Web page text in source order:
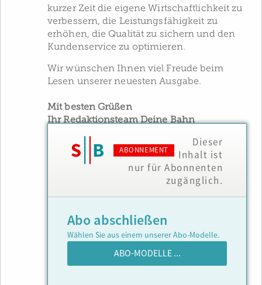
kurzer Zeit die eigene Wirtschaftlichkeit zu
verbessern, die Leistungsfähigkeit zu
erhöhen, die Qualität zu sichern und den
Kundenservice zu optimieren.
Wir wünschen Ihnen viel Freude beim
Lesen unserer neuesten Ausgabe.
Mit besten Grüßen
Ihr Redaktionsteam Deine Bahn
ABONNEMENT
Dieser
Inhalt ist
nur für Abonnenten
zugänglich.
Abo abschließen
Wählen Sie aus einem unserer Abo-Modelle.
ABO-MODELLE ...